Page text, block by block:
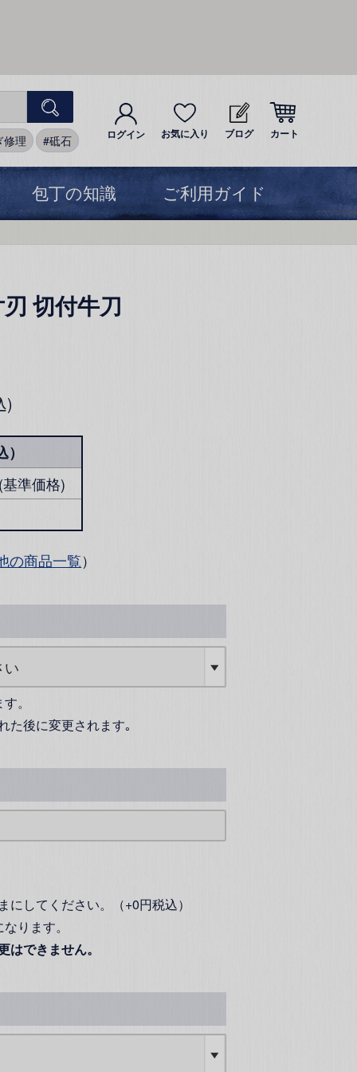
修理 砥石 ログイン お気に入り ブログ カート
包丁の知識 ご利用ガイド
切付牛刀
準価格)
の商品一覧）
。
た後に変更されます｡
してください。（+0円税込）
ります。
はできません。